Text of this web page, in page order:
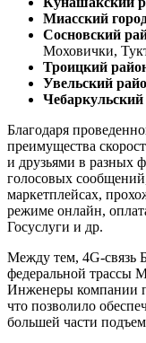
Миасский
Сосновский
Моховички,
Троицкий
Увельский
Благодаря
преимущества
и друзьями в разных
голосовых
маркетплейсах,
режиме онлайн,
Госуслуги и др.
Между тем, 4G-связь
федеральной трассы
Инженеры компании
что позволило
большей части